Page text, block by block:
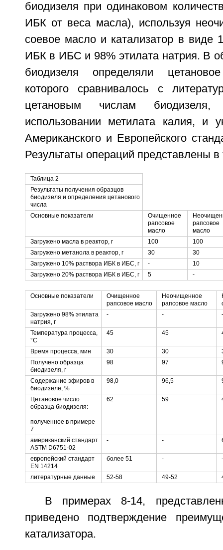
биодизеля при одинаковом
ИБК от веса масла), используя
соевое масло и катализатор в виде
ИБК в ИБС и 98% этилата натрия. В
биодизеля определяли
которого сравнивалось с
цетановым числам биодизеля,
использовании метилата калия, и
Американского и Европейского
Результаты операций представлены в
Таблица 2
Результаты получения образцов
биодизеля и определения цетанового
числа
Основные показатели
Очищенное
рапсовое
масло
рапсовое
масло
Загружено масла в реактор, г
100
100
Загружено метанола в реактор, г
30
30
Загружено 10% раствора ИБК в ИБС, г
-
10
Загружено 20% раствора ИБК в ИБС, г
5 -
Основные показатели
Очищенное
рапсовое масло
Неочищенное
рапсовое масло
Загружено 98% этилата
натрия, г
- - -
Температура процесса,
°C
45 45
Время процесса, мин 30 30
Получено образца
биодизеля, г
98 97
Содержание эфиров в
биодизеле, %
98,0 96,5
Цетановое число
образца биодизеля:
полученное в примере
7
62 59
американский стандарт
ASTM D6751-02
- -
европейский стандарт
EN 14214
более 51 - -
литературные данные 52-58 49-52
В примерах 8-14,
приведено подтверждение
катализатора.